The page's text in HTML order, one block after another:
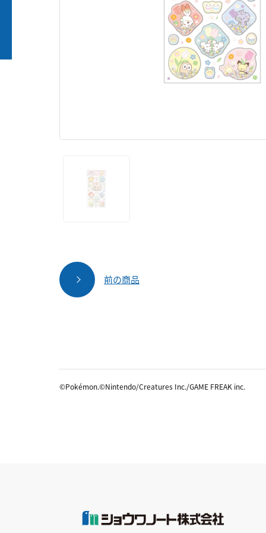
前の商品
©Pokémon.©Nintendo/Creatures Inc./GAME FREAK inc.